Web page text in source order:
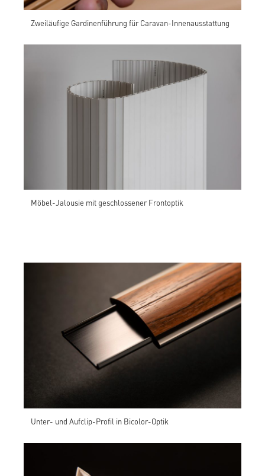
Zweiläufige Gardinenführung für Caravan-Innenausstattung
Möbel-Jalousie mit geschlossener Frontoptik
Unter- und Aufclip-Profil in Bicolor-Optik